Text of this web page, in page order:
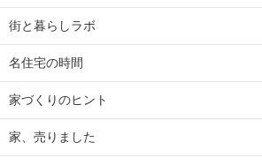
街と暮らしラボ
名住宅の時間
家づくりのヒント
家、売りました